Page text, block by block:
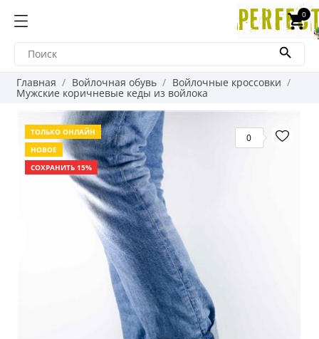
shopping_cart
0

Главная Войлочная обувь Войлочные кроссовки
Мужские коричневые кеды из войлока
ТОЛЬКО ОНЛАЙН
НОВОЕ
СОХРАНИТЬ 15%
0